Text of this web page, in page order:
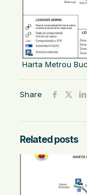
Harta Metrou
Share
Related posts